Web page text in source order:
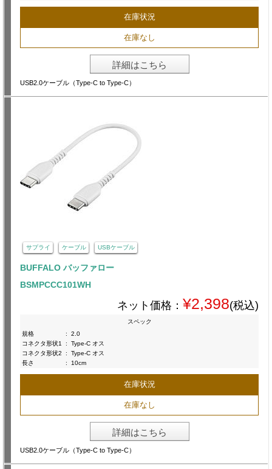
在庫状況
在庫なし
詳細はこちら
USB2.0ケーブル（Type-C to Type-C）
サプライ ケーブル USBケーブル
BUFFALO バッファロー
BSMPCCC101WH
ネット価格： ¥2,398(税込)
スペック
規格
:
2.0
コネクタ形状1
:
Type-C オス
コネクタ形状2
:
Type-C オス
長さ
: 10cm
在庫状況
在庫なし
詳細はこちら
USB2.0ケーブル（Type-C to Type-C）